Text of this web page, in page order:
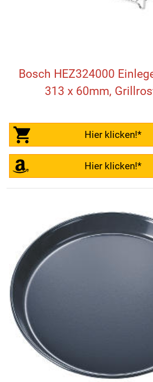
Bosch HEZ324000
313 x 60mm,
Hier klicken!*
Hier klicken!*